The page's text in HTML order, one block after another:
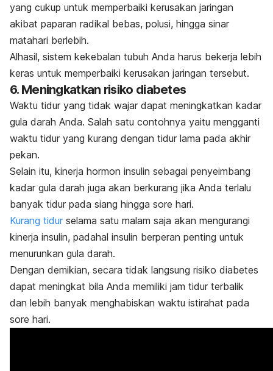
yang cukup untuk memperbaiki kerusakan jaringan
akibat paparan radikal bebas, polusi, hingga sinar
matahari berlebih.
Alhasil, sistem kekebalan tubuh Anda harus bekerja lebih
keras untuk memperbaiki kerusakan jaringan tersebut.
6. Meningkatkan risiko diabetes
Waktu tidur yang tidak wajar dapat meningkatkan kadar
gula darah Anda. Salah satu contohnya yaitu mengganti
waktu tidur yang kurang dengan tidur lama pada akhir
pekan.
Selain itu, kinerja hormon insulin sebagai penyeimbang
kadar gula darah juga akan berkurang jika Anda terlalu
banyak tidur pada siang hingga sore hari.
Kurang tidur selama satu malam saja akan mengurangi
kinerja insulin, padahal insulin berperan penting untuk
menurunkan gula darah.
Dengan demikian, secara tidak langsung risiko diabetes
dapat meningkat bila Anda memiliki jam tidur terbalik
dan lebih banyak menghabiskan waktu istirahat pada
sore hari.